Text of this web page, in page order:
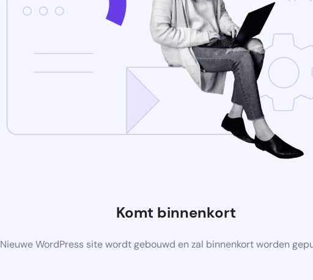
Komt binnenkort
Nieuwe WordPress site wordt gebouwd en zal binnenkort worden